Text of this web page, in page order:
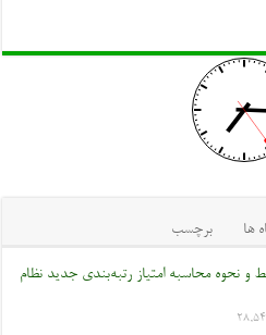
ها برچسب
و نحوه محاسبه امتیاز رتبه‌بندی جدید نظام